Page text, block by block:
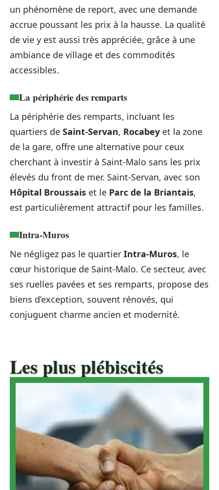
un phénomène de report, avec une demande
accrue poussant les prix à la hausse. La qualité
de vie y est aussi très appréciée, grâce à une
ambiance de village et des commodités
accessibles.
La périphérie des remparts
La périphérie des remparts, incluant les
quartiers de Saint-Servan, Rocabey et la zone
de la gare, offre une alternative pour ceux
cherchant à investir à Saint-Malo sans les prix
élevés du front de mer. Saint-Servan, avec son
Hôpital Broussais et le Parc de la Briantais,
est particulièrement attractif pour les familles.
Intra-Muros
Ne négligez pas le quartier Intra-Muros, le
cœur historique de Saint-Malo. Ce secteur, avec
ses ruelles pavées et ses remparts, propose des
biens d’exception, souvent rénovés, qui
conjuguent charme ancien et modernité.
Les plus plébiscités